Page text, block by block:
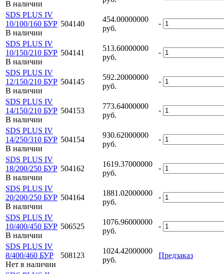
В наличии
SDS PLUS IV
10/100/160 БУР
В наличии
504140
454.00000000
руб.
-
SDS PLUS IV
10/150/210 БУР
В наличии
504141
513.60000000
руб.
-
SDS PLUS IV
12/150/210 БУР
В наличии
504145
592.20000000
руб.
-
SDS PLUS IV
14/150/210 БУР
В наличии
504153
773.64000000
руб.
-
SDS PLUS IV
14/250/310 БУР
В наличии
504154
930.62000000
руб.
-
SDS PLUS IV
18/200/250 БУР
В наличии
504162
1619.37000000
руб.
-
SDS PLUS IV
20/200/250 БУР
В наличии
504164
1881.02000000
руб.
-
SDS PLUS IV
10/400/450 БУР
В наличии
506525
1076.96000000
руб.
-
SDS PLUS IV
8/400/460 БУР
Нет в наличии
508123
1024.42000000
руб.
Предзаказ